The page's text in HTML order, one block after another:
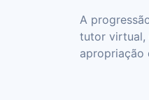
A
tutor virtual,
apropriação